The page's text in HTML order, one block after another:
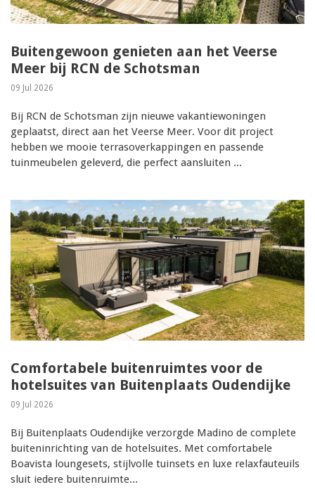
Buitengewoon genieten aan het Veerse
Meer bij RCN de Schotsman
09 Jul 2026
Bij RCN de Schotsman zijn nieuwe vakantiewoningen
geplaatst, direct aan het Veerse Meer. Voor dit project
hebben we mooie terrasoverkappingen en passende
tuinmeubelen geleverd, die perfect aansluiten ...
Comfortabele buitenruimtes voor de
hotelsuites van Buitenplaats Oudendijke
09 Jul 2026
Bij Buitenplaats Oudendijke verzorgde Madino de complete
buiteninrichting van de hotelsuites. Met comfortabele
Boavista loungesets, stijlvolle tuinsets en luxe relaxfauteuils
sluit iedere buitenruimte...